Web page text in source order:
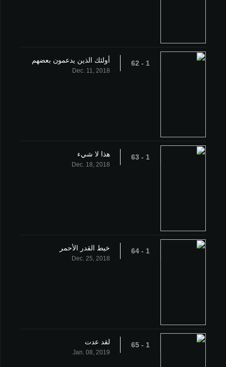
1 - 62 أولئك الذين يدعمون بعضهم
Dec. 11, 2018
1 - 63 هذا لا شيء
Dec. 18, 2018
1 - 64 خيط القدر الأحمر
Dec. 25, 2018
1 - 65 لقد عدت
Jan. 08, 2019